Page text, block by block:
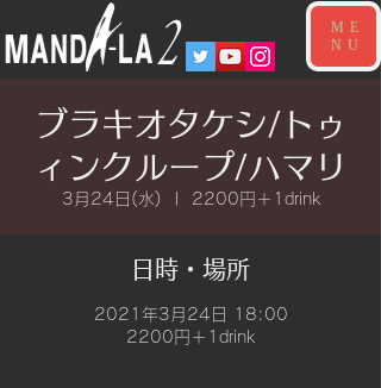
ME
NU
ブラキオタケシ/トゥ
ィンクループ/ハマリ
3月24日(水) 2200円＋1drink
日時・場所
2021年3月24日 18:00
2200円＋1drink